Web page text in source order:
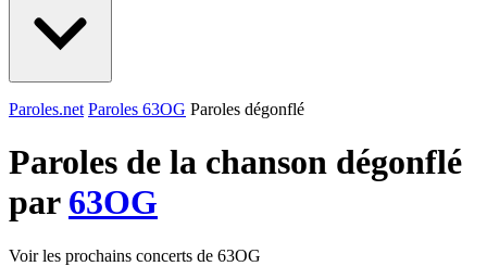
Paroles.net Paroles 63OG Paroles dégonflé
Paroles de la chanson dégonflé
par 63OG
Voir les prochains concerts de 63OG